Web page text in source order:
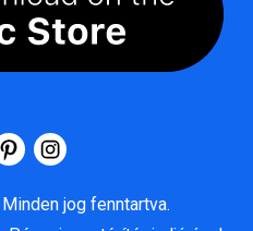
Minden jog fenntartva.